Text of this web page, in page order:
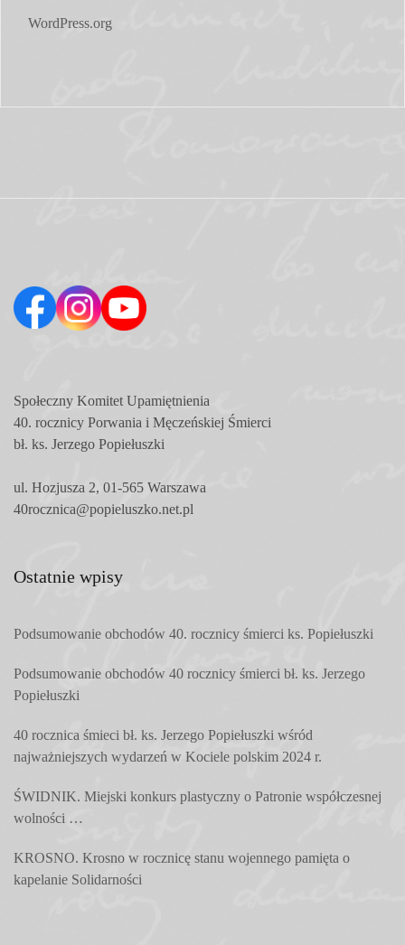
WordPress.org
Społeczny Komitet Upamiętnienia
40. rocznicy Porwania i Męczeńskiej Śmierci
bł. ks. Jerzego Popiełuszki
ul. Hozjusza 2, 01-565 Warszawa
40rocznica@popieluszko.net.pl
Ostatnie wpisy
Podsumowanie obchodów 40. rocznicy śmierci ks. Popiełuszki
Podsumowanie obchodów 40 rocznicy śmierci bł. ks. Jerzego
Popiełuszki
40 rocznica śmieci bł. ks. Jerzego Popiełuszki wśród
najważniejszych wydarzeń w Kociele polskim 2024 r.
ŚWIDNIK. Miejski konkurs plastyczny o Patronie współczesnej
wolności …
KROSNO. Krosno w rocznicę stanu wojennego pamięta o
kapelanie Solidarności